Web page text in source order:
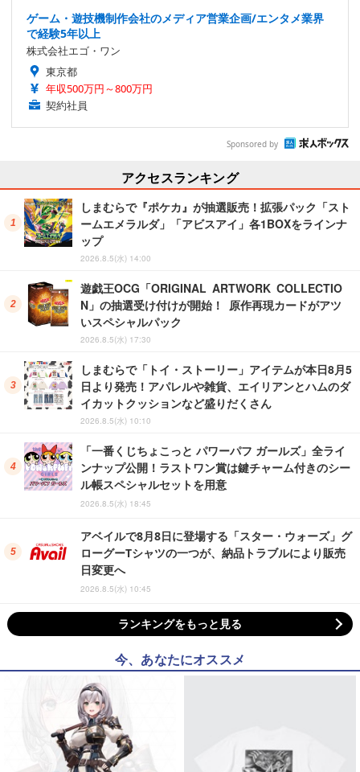
ゲーム・遊技機制作会社のメディア営業企画/エンタメ業界
で経験5年以上
株式会社エゴ・ワン
東京都
年収500万円～800万円
契約社員
Sponsored by
アクセスランキング
しまむらで『ポケカ』が抽選販売！拡張パック「スト
ームエメラルダ」「アビスアイ」各1BOXをラインナ
ップ
2026.8.5(水) 14:00
遊戯王OCG「ORIGINAL ARTWORK COLLECTIO
N」の抽選受け付けが開始！ 原作再現カードがアツ
いスペシャルパック
2026.8.5(水) 17:30
しまむらで「トイ・ストーリー」アイテムが本日8月5
日より発売！アパレルや雑貨、エイリアンとハムのダ
イカットクッションなど盛りだくさん
2026.8.5(水) 10:10
「一番くじちょこっと パワーパフ ガールズ」全ライ
ンナップ公開！ラストワン賞は鍵チャーム付きのシー
ル帳スペシャルセットを用意
2026.8.5(水) 18:45
アベイルで8月8日に登場する「スター・ウォーズ」グ
ローグーTシャツの一つが、納品トラブルにより販売
日変更へ
2026.8.5(水) 10:45
ランキングをもっと見る
今、あなたにオススメ